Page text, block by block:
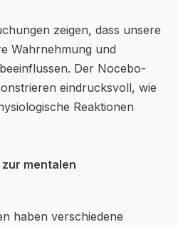
zeigen, dass unsere
Wahrnehmung und
Der Nocebo-
eindrucksvoll, wie
Reaktionen
mentalen
haben verschiedene